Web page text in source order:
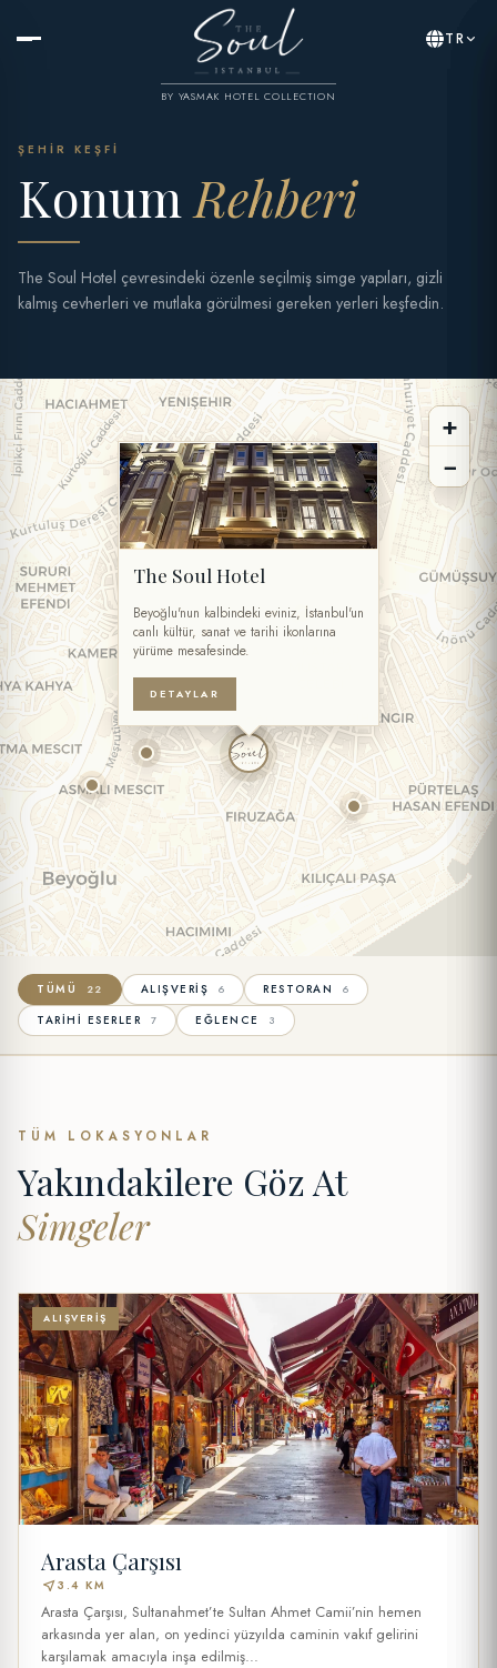
BY YASMAK HOTEL COLLECTION
TR
ŞEHIR KEŞFI
Konum Rehberi
The Soul Hotel çevresindeki özenle seçilmiş simge yapıları, gizli
kalmış cevherleri ve mutlaka görülmesi gereken yerleri keşfedin.
The Soul Hotel
Beyoğlu'nun kalbindeki eviniz, İstanbul'un
canlı kültür, sanat ve tarihi ikonlarına
yürüme mesafesinde.
DETAYLAR
+
−
TÜMÜ 22 ALIŞVERIŞ 6 RESTORAN 6
TARIHI ESERLER 7 EĞLENCE 3
TÜM LOKASYONLAR
Yakındakilere Göz At
Simgeler
ALIŞVERIŞ
Arasta Çarşısı
near_me3.4 KM
Arasta Çarşısı, Sultanahmet’te Sultan Ahmet Camii’nin hemen
arkasında yer alan, on yedinci yüzyılda caminin vakıf gelirini
karşılamak amacıyla inşa edilmiş...